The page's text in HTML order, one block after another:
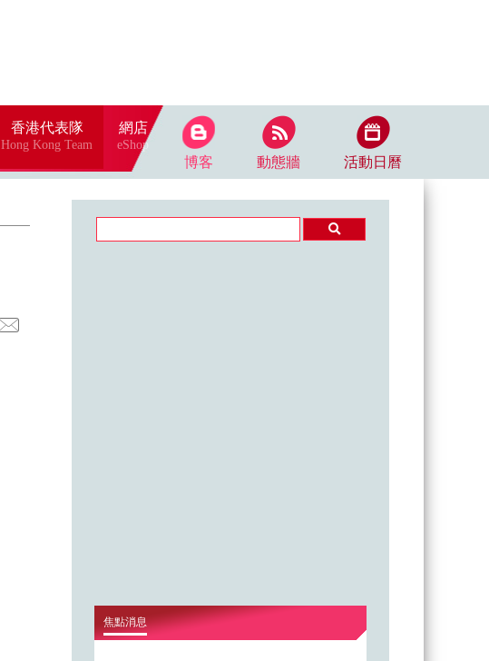
香港代表隊
Hong Kong Team
網店
eShop
博客 動態牆 活動日曆
焦點消息